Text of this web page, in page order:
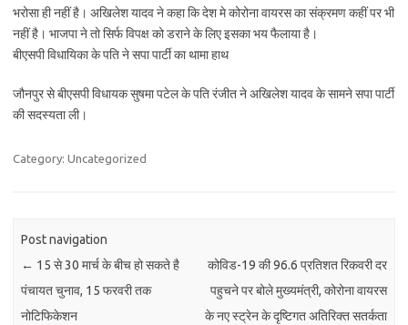
भरोसा ही नहीं है। अखिलेश यादव ने कहा कि देश मे कोरोना वायरस का संक्रमण कहीं पर भी
नहीं है। भाजपा ने तो सिर्फ विपक्ष को डराने के लिए इसका भय फैलाया है।
बीएसपी विधायिका के पति ने सपा पार्टी का थामा हाथ
जौनपुर से बीएसपी विधायक सुषमा पटेल के पति रंजीत ने अखिलेश यादव के सामने सपा पार्टी
की सदस्यता ली।
Category: Uncategorized
Post navigation
← 15 से 30 मार्च के बीच हो सकते है
पंचायत चुनाव, 15 फरवरी तक
नोटिफिकेशन
कोविड-19 की 96.6 प्रतिशत रिकवरी दर
पहुचने पर बोले मुख्यमंत्री, कोरोना वायरस
के नए स्ट्रेन के दृष्टिगत अतिरिक्त सतर्कता